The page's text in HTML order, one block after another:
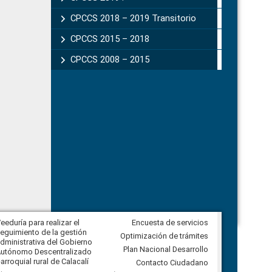
CPCCS 2018 – 2019 Transitorio
CPCCS 2015 – 2018
CPCCS 2008 – 2015
para realizar el
de la gestión
del Gobierno
Descentralizado
rural de Calacalí
Veeduría para vigilar los acuerdos,
derivados de la Audiencia Pública
comunidad Urbina, parroquia la
Carolina
Encuesta de servicios
Optimización de trámites
Plan Nacional Desarrollo
Contacto Ciudadano